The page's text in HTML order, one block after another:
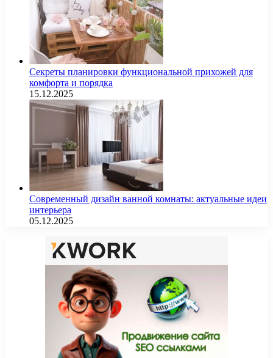
Секреты планировки функциональной прихожей для
комфорта и порядка
15.12.2025
Современный дизайн ванной комнаты: актуальные идеи
интерьера
05.12.2025